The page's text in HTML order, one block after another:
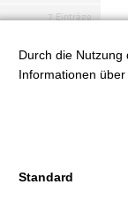
7 Einträge
4 Einträge
8 Einträge
Durch die Nutzung
Informationen
Standard